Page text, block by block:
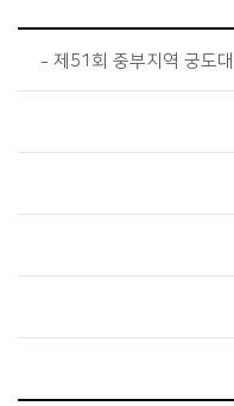
제51회 중부지역 궁도대